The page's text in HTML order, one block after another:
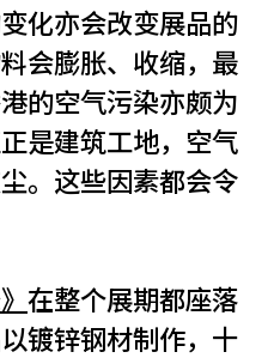
化亦会改变展品的
会膨胀、收缩，最
的空气污染亦颇为
是建筑工地，空气
。这些因素都会令
在整个展期都座落
镀锌钢材制作，十